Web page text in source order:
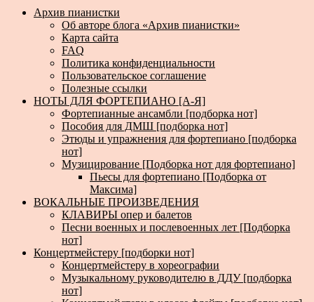
Архив пианистки
Об авторе блога «Архив пианистки»
Карта сайта
FAQ
Политика конфиденциальности
Пользовательское соглашение
Полезные ссылки
НОТЫ ДЛЯ ФОРТЕПИАНО [А-Я]
Фортепианные ансамбли [подборка нот]
Пособия для ДМШ [подборка нот]
Этюды и упражнения для фортепиано [подборка
нот]
Музицирование [Подборка нот для фортепиано]
Пьесы для фортепиано [Подборка от
Максима]
ВОКАЛЬНЫЕ ПРОИЗВЕДЕНИЯ
КЛАВИРЫ опер и балетов
Песни военных и послевоенных лет [Подборка
нот]
Концертмейстеру [подборки нот]
Концертмейстеру в хореографии
Музыкальному руководителю в ДДУ [подборка
нот]